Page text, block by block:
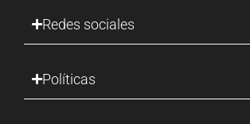
Redes sociales
Políticas